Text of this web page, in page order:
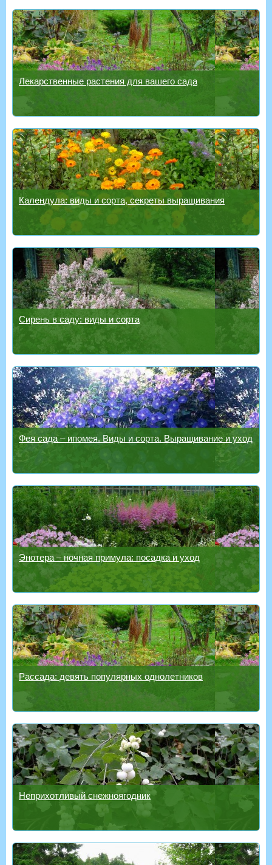
Лекарственные растения для вашего сада
Календула: виды и сорта, секреты выращивания
Сирень в саду: виды и сорта
Фея сада – ипомея. Виды и сорта. Выращивание и уход
Энотера – ночная примула: посадка и уход
Рассада: девять популярных однолетников
Неприхотливый снежноягодник